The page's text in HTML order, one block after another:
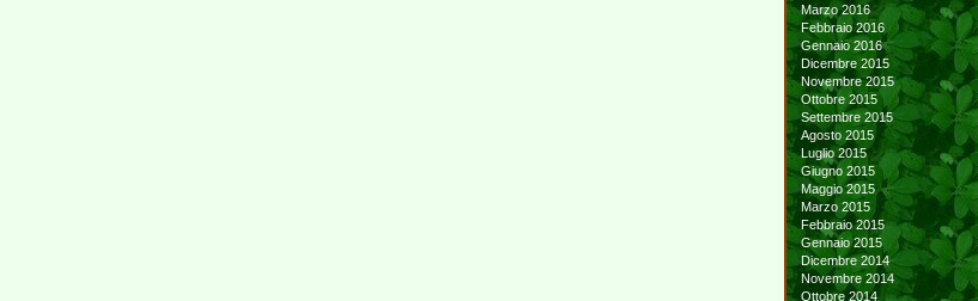
Marzo 2016
Febbraio 2016
Gennaio 2016
Dicembre 2015
Novembre 2015
Ottobre 2015
Settembre 2015
Agosto 2015
Luglio 2015
Giugno 2015
Maggio 2015
Marzo 2015
Febbraio 2015
Gennaio 2015
Dicembre 2014
Novembre 2014
Ottobre 2014